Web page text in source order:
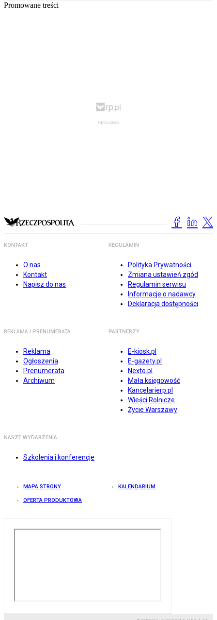
Promowane treści
KONTAKT
O nas
Kontakt
Napisz do nas
REGULAMIN
Polityka Prywatności
Zmiana ustawień zgód
Regulamin serwisu
Informacje o nadawcy
Deklaracja dostępności
REKLAMA I PRENUMERATA
Reklama
Ogłoszenia
Prenumerata
Archiwum
PARTNERZY
E-kiosk.pl
E-gazety.pl
Nexto.pl
Mała księgowość
Kancelarierp.pl
Wieści Rolnicze
Życie Warszawy
NASZE WYDARZENIA
Szkolenia i konferencje
MAPA STRONY KALENDARIUM
OFERTA PRODUKTOWA